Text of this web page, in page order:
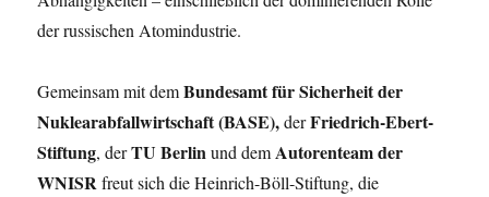
der russischen Atomindustrie.
Gemeinsam mit demBundesamt für Sicherheit der
Nuklearabfallwirtschaft (BASE),derFriedrich-Ebert-
Stiftung, derTU Berlinund demAutorenteam der
WNISRfreut sich die Heinrich-Böll-Stiftung, die